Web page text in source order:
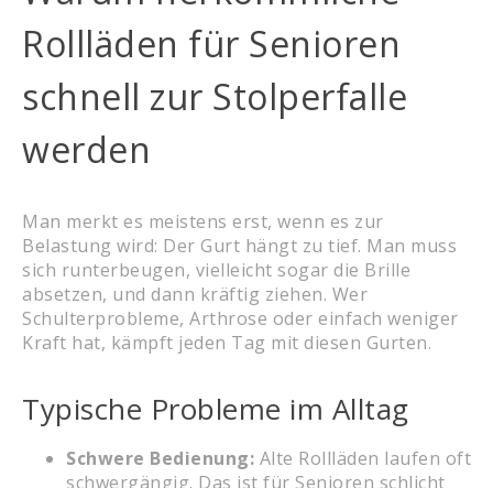
Rollläden für Senioren
schnell zur Stolperfalle
werden
Man merkt es meistens erst, wenn es zur
Belastung wird: Der Gurt hängt zu tief. Man muss
sich runterbeugen, vielleicht sogar die Brille
absetzen, und dann kräftig ziehen. Wer
Schulterprobleme, Arthrose oder einfach weniger
Kraft hat, kämpft jeden Tag mit diesen Gurten.
Typische Probleme im Alltag
Schwere Bedienung: Alte Rollläden laufen oft
schwergängig. Das ist für Senioren schlicht